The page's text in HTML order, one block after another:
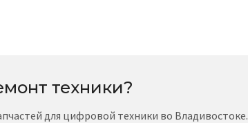
техники?
для цифровой техники во Владивостоке.